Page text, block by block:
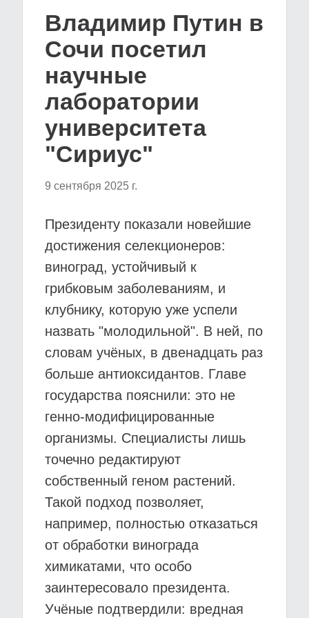
Владимир Путин в
Сочи посетил
научные
лаборатории
университета
"Сириус"
9 сентября 2025 г.
Президенту показали новейшие
достижения селекционеров:
виноград, устойчивый к
грибковым заболеваниям, и
клубнику, которую уже успели
назвать "молодильной". В ней, по
словам учёных, в двенадцать раз
больше антиоксидантов. Главе
государства пояснили: это не
генно-модифицированные
организмы. Специалисты лишь
точечно редактируют
собственный геном растений.
Такой подход позволяет,
например, полностью отказаться
от обработки винограда
химикатами, что особо
заинтересовало президента.
Учёные подтвердили: вредная